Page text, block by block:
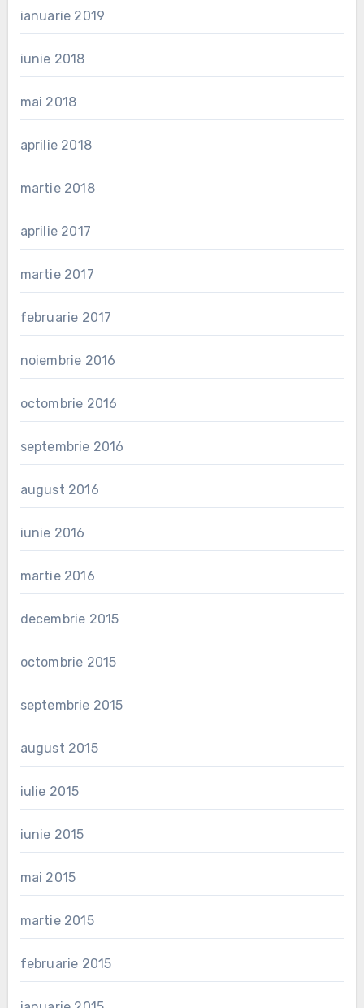
ianuarie 2019
iunie 2018
mai 2018
aprilie 2018
martie 2018
aprilie 2017
martie 2017
februarie 2017
noiembrie 2016
octombrie 2016
septembrie 2016
august 2016
iunie 2016
martie 2016
decembrie 2015
octombrie 2015
septembrie 2015
august 2015
iulie 2015
iunie 2015
mai 2015
martie 2015
februarie 2015